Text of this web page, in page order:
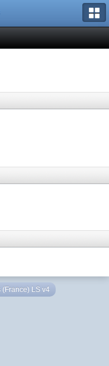
(France) LS v4